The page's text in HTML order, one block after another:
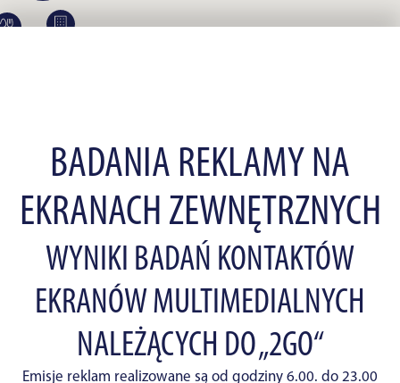
BADANIA REKLAMY NA
EKRANACH ZEWNĘTRZNYCH
WYNIKI BADAŃ KONTAKTÓW
EKRANÓW MULTIMEDIALNYCH
NALEŻĄCYCH DO „2GO“
Emisje reklam realizowane są od godziny 6.00. do 23.00